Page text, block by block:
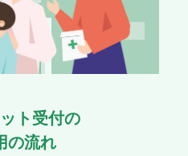
ト受付の
の流れ